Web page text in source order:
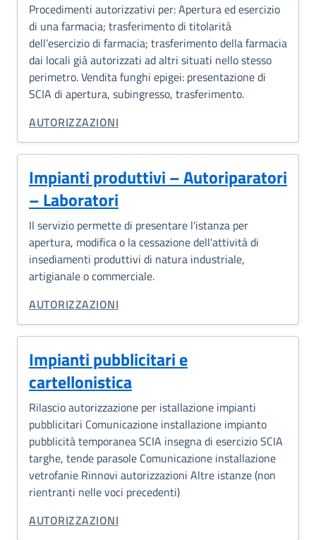
Procedimenti autorizzativi per: Apertura ed esercizio
di una farmacia; trasferimento di titolarità
dell’esercizio di farmacia; trasferimento della farmacia
dai locali già autorizzati ad altri situati nello stesso
perimetro. Vendita funghi epigei: presentazione di
SCIA di apertura, subingresso, trasferimento.
CATEGORIA CORRELATA:
AUTORIZZAZIONI
Impianti produttivi – Autoriparatori
– Laboratori
Il servizio permette di presentare l'istanza per
apertura, modifica o la cessazione dell'attività di
insediamenti produttivi di natura industriale,
artigianale o commerciale.
CATEGORIA CORRELATA:
AUTORIZZAZIONI
Impianti pubblicitari e
cartellonistica
Rilascio autorizzazione per istallazione impianti
pubblicitari Comunicazione installazione impianto
pubblicità temporanea SCIA insegna di esercizio SCIA
targhe, tende parasole Comunicazione installazione
vetrofanie Rinnovi autorizzazioni Altre istanze (non
rientranti nelle voci precedenti)
CATEGORIA CORRELATA:
AUTORIZZAZIONI